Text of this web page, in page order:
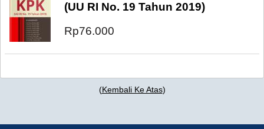
(UU RI No. 19 Tahun 2019)
Rp76.000
(Kembali Ke Atas)